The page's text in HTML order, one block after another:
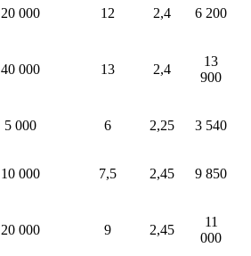
20 000 12 2,4 6 200
40 000 13 2,4
13
900
5 000 6 2,25 3 540
10 000 7,5 2,45 9 850
20 000 9 2,45
11
000